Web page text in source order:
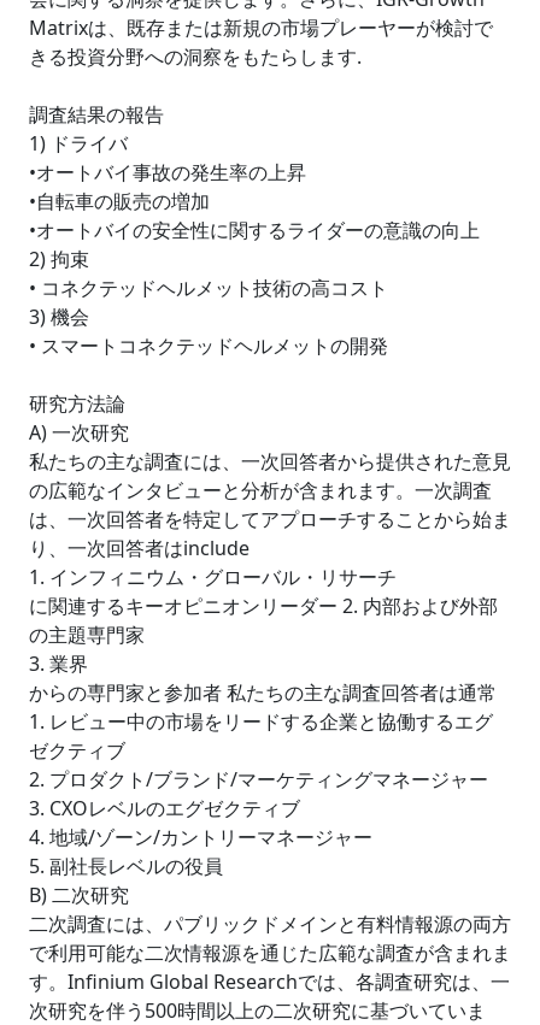
Matrixは、既存または新規の市場プレーヤーが検討で
きる投資分野への洞察をもたらします.
調査結果の報告
1) ドライバ
•オートバイ事故の発生率の上昇
•自転車の販売の増加
•オートバイの安全性に関するライダーの意識の向上
2) 拘束
• コネクテッドヘルメット技術の高コスト
3) 機会
• スマートコネクテッドヘルメットの開発
研究方法論
A) 一次研究
私たちの主な調査には、一次回答者から提供された意見
の広範なインタビューと分析が含まれます。一次調査
は、一次回答者を特定してアプローチすることから始ま
り、一次回答者はinclude
1. インフィニウム・グローバル・リサーチ
に関連するキーオピニオンリーダー 2. 内部および外部
の主題専門家
3. 業界
からの専門家と参加者 私たちの主な調査回答者は通常
1. レビュー中の市場をリードする企業と協働するエグ
ゼクティブ
2. プロダクト/ブランド/マーケティングマネージャー
3. CXOレベルのエグゼクティブ
4. 地域/ゾーン/カントリーマネージャー
5. 副社長レベルの役員
B) 二次研究
二次調査には、パブリックドメインと有料情報源の両方
で利用可能な二次情報源を通じた広範な調査が含まれま
す。Infinium Global Researchでは、各調査研究は、一
次研究を伴う500時間以上の二次研究に基づいていま